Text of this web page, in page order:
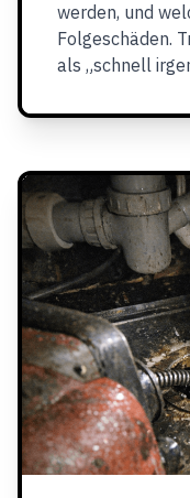
werden, und
Folgeschäden.
als „schnell